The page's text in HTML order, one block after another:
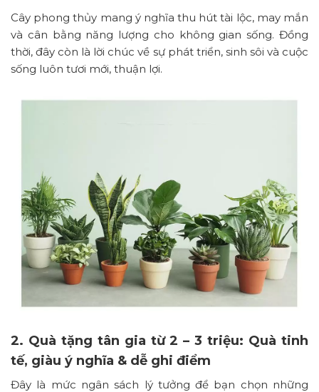
Cây phong thủy mang ý nghĩa thu hút tài lộc, may mắn
và cân bằng năng lượng cho không gian sống. Đồng
thời, đây còn là lời chúc về sự phát triển, sinh sôi và cuộc
sống luôn tươi mới, thuận lợi.
2. Quà tặng tân gia từ 2 – 3 triệu: Quà tinh
tế, giàu ý nghĩa & dễ ghi điểm
Đây là mức ngân sách lý tưởng để bạn chọn những